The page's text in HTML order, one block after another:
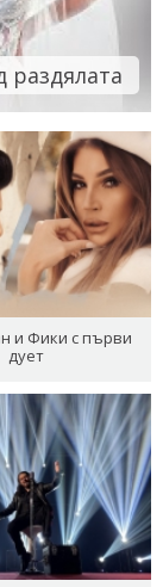
раздялата
и Фики с първи
дует